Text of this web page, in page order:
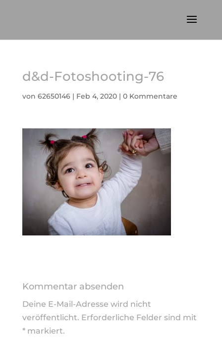
d&d-Fotoshooting-76
von 62650146| Feb 4, 2020| 0 Kommentare
Kommentar absenden
Deine E-Mail-Adresse wird nicht
veröffentlicht. Erforderliche Felder sind mit
*markiert.